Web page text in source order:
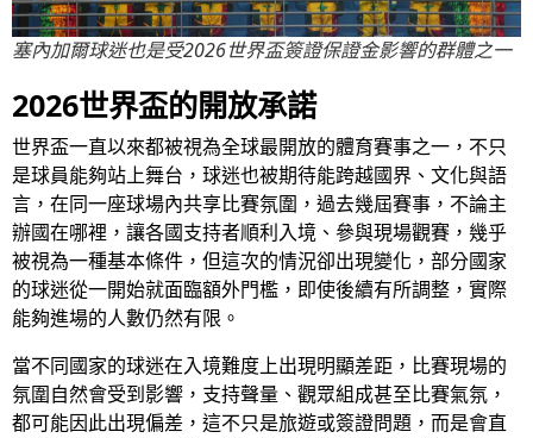
塞內加爾球迷也是受2026世界盃簽證保證金影響的群體之一
2026世界盃的開放承諾
世界盃一直以來都被視為全球最開放的體育賽事之一，不只
是球員能夠站上舞台，球迷也被期待能跨越國界、文化與語
言，在同一座球場內共享比賽氛圍，過去幾屆賽事，不論主
辦國在哪裡，讓各國支持者順利入境、參與現場觀賽，幾乎
被視為一種基本條件，但這次的情況卻出現變化，部分國家
的球迷從一開始就面臨額外門檻，即使後續有所調整，實際
能夠進場的人數仍然有限。
當不同國家的球迷在入境難度上出現明顯差距，比賽現場的
氛圍自然會受到影響，支持聲量、觀眾組成甚至比賽氣氛，
都可能因此出現偏差，這不只是旅遊或簽證問題，而是會直